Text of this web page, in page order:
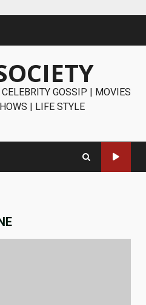
GOSSIP | MOVIES
| LIFE STYLE